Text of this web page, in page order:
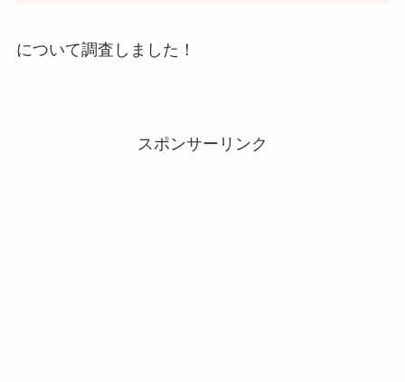
について調査しました！
スポンサーリンク